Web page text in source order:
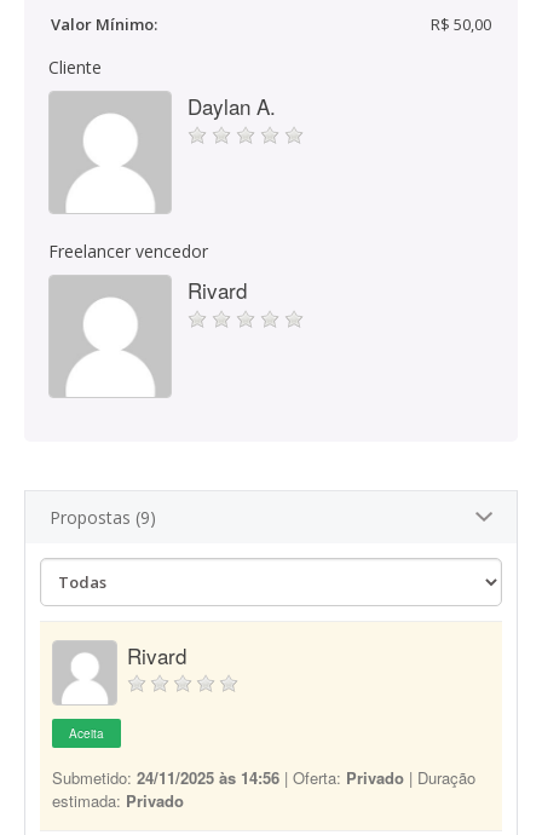
Valor Mínimo:
R$ 50,00
Cliente
Daylan A.
Freelancer vencedor
Rivard
Propostas (9)
Rivard
Aceita
Submetido: 24/11/2025 às 14:56 | Oferta: Privado | Duração
estimada: Privado